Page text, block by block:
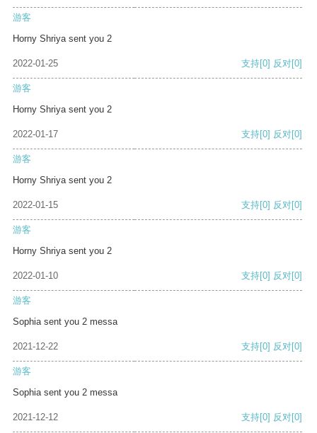
游客
Horny Shriya sent you 2
2022-01-25 支持[0] 反对[0]
游客
Horny Shriya sent you 2
2022-01-17 支持[0] 反对[0]
游客
Horny Shriya sent you 2
2022-01-15 支持[0] 反对[0]
游客
Horny Shriya sent you 2
2022-01-10 支持[0] 反对[0]
游客
Sophia sent you 2 messa
2021-12-22 支持[0] 反对[0]
游客
Sophia sent you 2 messa
2021-12-12 支持[0] 反对[0]